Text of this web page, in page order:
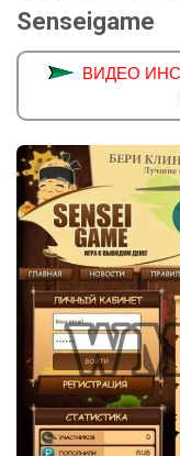
Senseigame
ВИДЕО